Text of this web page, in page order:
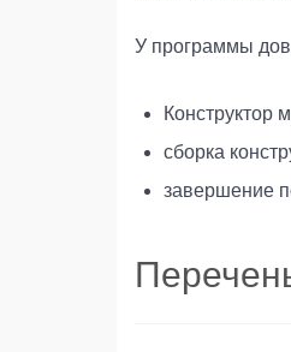
У программы
Конструктор
сборка
завершение